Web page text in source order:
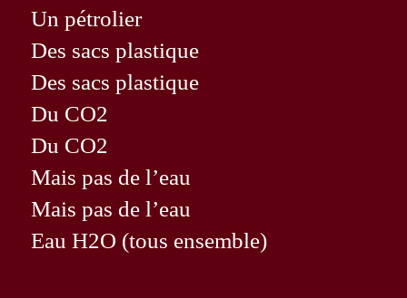
Un pétrolier
Des sacs plastique
Des sacs plastique
Du CO2
Du CO2
Mais pas de l’eau
Mais pas de l’eau
Eau H2O (tous ensemble)